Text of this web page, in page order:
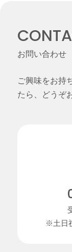
お問い合わせ
ご興味をお持
たら、どうぞ
※土日